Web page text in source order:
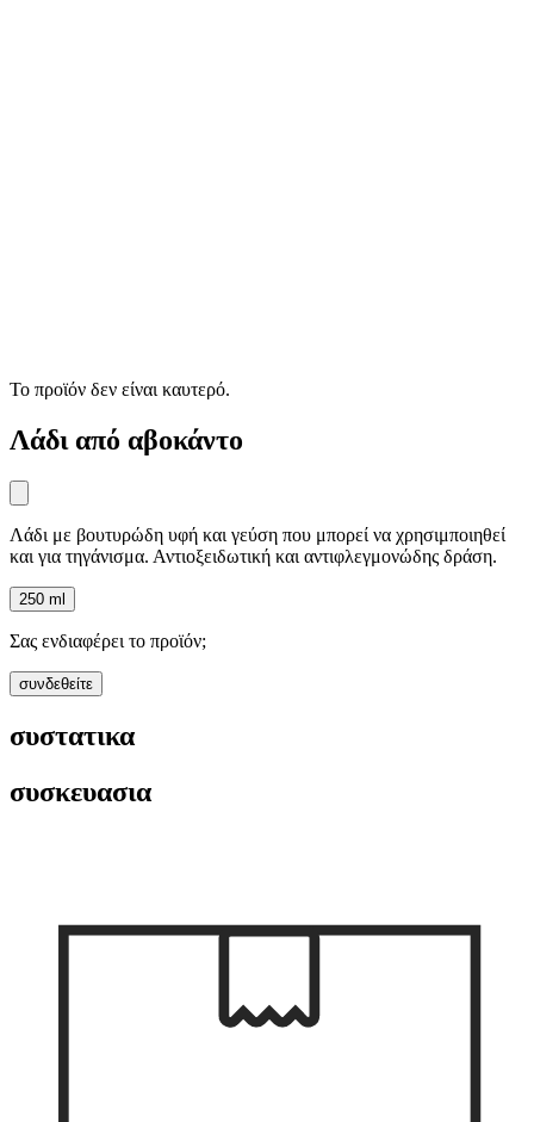
Το προϊόν δεν είναι καυτερό.
Λάδι από αβοκάντο
Λάδι με βουτυρώδη υφή και γεύση που μπορεί να χρησιμποιηθεί
και για τηγάνισμα. Αντιοξειδωτική και αντιφλεγμονώδης δράση.
250 ml
Σας ενδιαφέρει το προϊόν;
συνδεθείτε
συστατικα
συσκευασια